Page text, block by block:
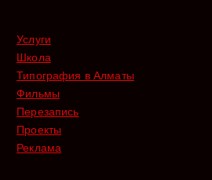
Услуги
Школа
Типография в Алматы
Фильмы
Перезапись
Проекты
Реклама